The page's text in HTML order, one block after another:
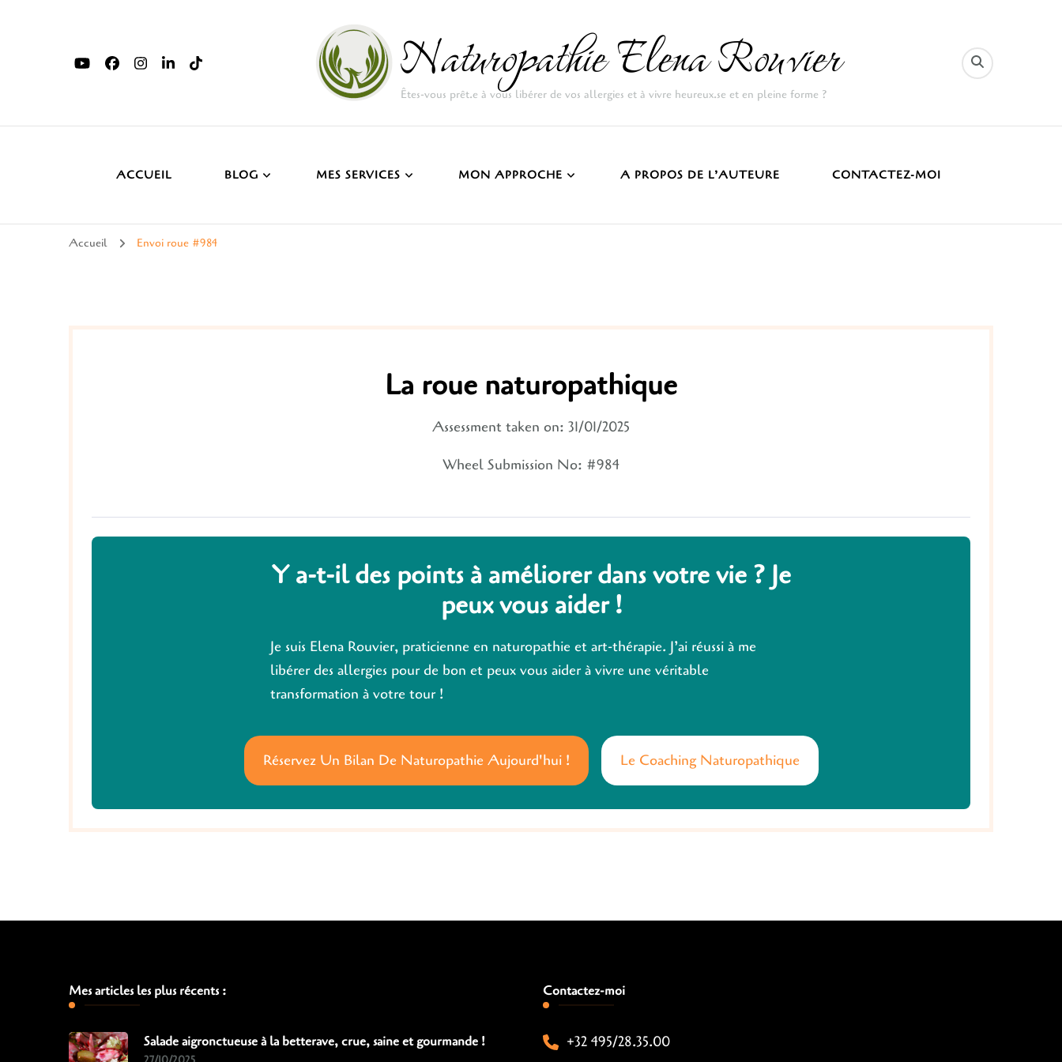
Naturopathie Elena Rouvier
Êtes-vous prêt.e à vous libérer de vos allergies et à vivre heureux.se et en pleine forme ?
ACCUEIL BLOG MES SERVICES MON APPROCHE A PROPOS DE L’AUTEURE CONTACTEZ-MOI
Accueil Envoi roue #984
La roue naturopathique
Assessment taken on: 31/01/2025
Wheel Submission No: #984
Y a-t-il des points à améliorer dans votre vie ? Je
peux vous aider !
Je suis Elena Rouvier, praticienne en naturopathie et art-thérapie. J’ai réussi à me
libérer des allergies pour de bon et peux vous aider à vivre une véritable
transformation à votre tour !
Réservez Un Bilan De Naturopathie Aujourd'hui ! Le Coaching Naturopathique
Mes articles les plus récents :
Salade aigronctueuse à la betterave, crue, saine et gourmande !
Contactez-moi
+32 495/28.35.00